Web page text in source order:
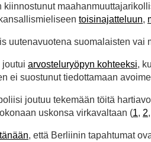
toisinajatteluun,
uutenavuotena suomalaisten vai
joutui arvosteluryöpyn kohteeksi,
ei suostunut tiedottamaan
joutuu tekemään töitä
uskonsa virkavaltaan (1, 2,
tänään, että Berliinin tapahtumat